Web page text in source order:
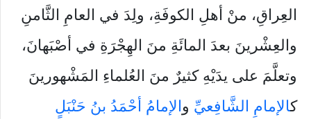
العِراقِ، منْ أهلِ الكوفَةِ، ولِدَ في العامِ الثَّامنِ
والعِشْرينَ بعدَ المائَةِ منَ الهِجْرَةِ في أصْبَهانَ،
وتعلَّمَ على يدَيْهِ كثيرٌ منَ العُلماءِ المَشْهورينَ
كالإمامِ الشَّافِعيِّ والإمامُ أحْمَدُ بنُ حَنْبَلٍ